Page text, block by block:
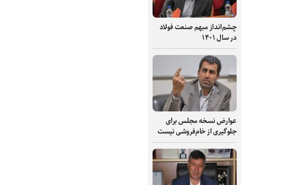
چشم‌انداز مبهم صنعت فولاد
در سال ۱۴۰۱
عوارض نسخه مجلس برای
جلوگیری از خام‌فروشی نیست